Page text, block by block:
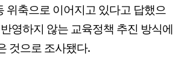
위축으로 이어지고 있다고 답했으
영하지 않는 교육정책 추진 방식에
것으로 조사됐다.